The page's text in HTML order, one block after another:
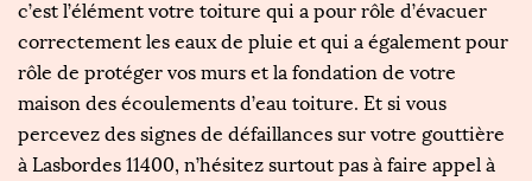
c’est l’élément votre toiture qui a pour rôle d’évacuer
correctement les eaux de pluie et qui a également pour
rôle de protéger vos murs et la fondation de votre
maison des écoulements d’eau toiture. Et si vous
percevez des signes de défaillances sur votre gouttière
à Lasbordes 11400, n’hésitez surtout pas à faire appel à